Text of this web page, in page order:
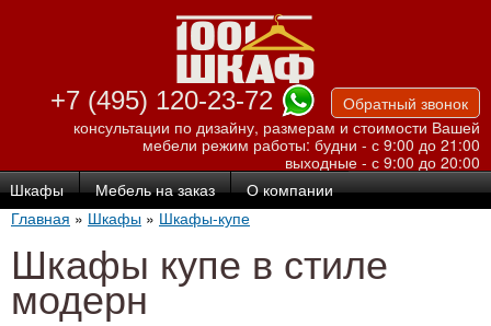
Перейти к
основному
содержанию
+7 (495) 120-23-72
Обратный звонок
консультации по дизайну, размерам и стоимости Вашей
мебели режим работы: будни - с 9:00 до 21:00
выходные - с 9:00 до 20:00
Шкафы Мебель на заказ О компании
Главная » Шкафы » Шкафы-купе
Шкафы купе в стиле
модерн